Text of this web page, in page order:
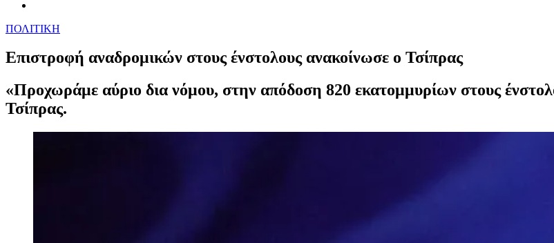
ΠΟΛΙΤΙΚΗ
Επιστροφή αναδρομικών στους ένστολους ανακοίνωσε ο Τσίπρας
«Προχωράμε αύριο δια νόμου, στην απόδοση 820 εκατομμυρίων στους
Τσίπρας.